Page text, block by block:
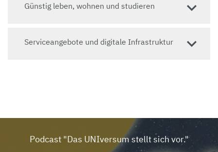
Günstig leben, wohnen und studieren
Serviceangebote und digitale Infrastruktur
Podcast "Das UNIversum stellt sich vor."